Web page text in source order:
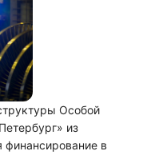
Особой
из
в